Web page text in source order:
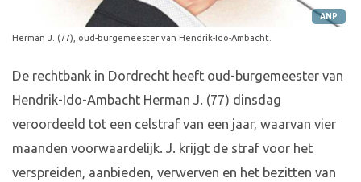
ANP
Herman J. (77), oud-burgemeester van Hendrik-Ido-Ambacht.
De rechtbank in Dordrecht heeft oud-burgemeester van
Hendrik-Ido-Ambacht Herman J. (77) dinsdag
veroordeeld tot een celstraf van een jaar, waarvan vier
maanden voorwaardelijk. J. krijgt de straf voor het
verspreiden, aanbieden, verwerven en het bezitten van